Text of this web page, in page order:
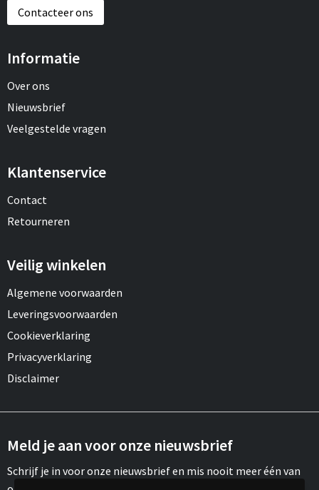
Contacteer ons
Informatie
Over ons
Nieuwsbrief
Veelgestelde vragen
Klantenservice
Contact
Retourneren
Veilig winkelen
Algemene voorwaarden
Leveringsvoorwaarden
Cookieverklaring
Privacyverklaring
Disclaimer
Meld je aan voor onze nieuwsbrief
Schrijf je in voor onze nieuwsbrief en mis nooit meer één van